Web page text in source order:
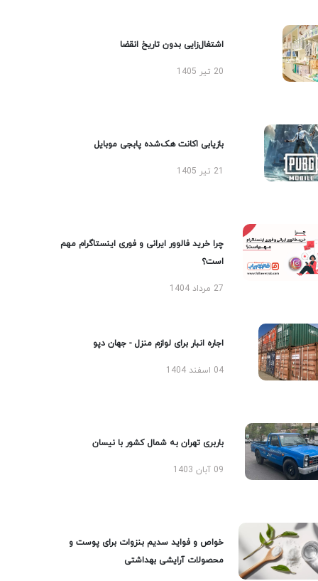
اشتغال‌زایی بدون تاریخ انقضا
20 تیر 1405
بازیابی اکانت هک‌شده پابجی موبایل
چرا خرید فالوور ایرانی و فوری اینستاگرام مهم
است؟
27 مرداد 1404
اجاره انبار برای لوازم منزل - جهان دپو
04 اسفند 1404
باربری تهران به شمال کشور با نیسان
09 آبان 1403
خواص و فواید سدیم بنزوات برای پوست و
محصولات آرایشی بهداشتی